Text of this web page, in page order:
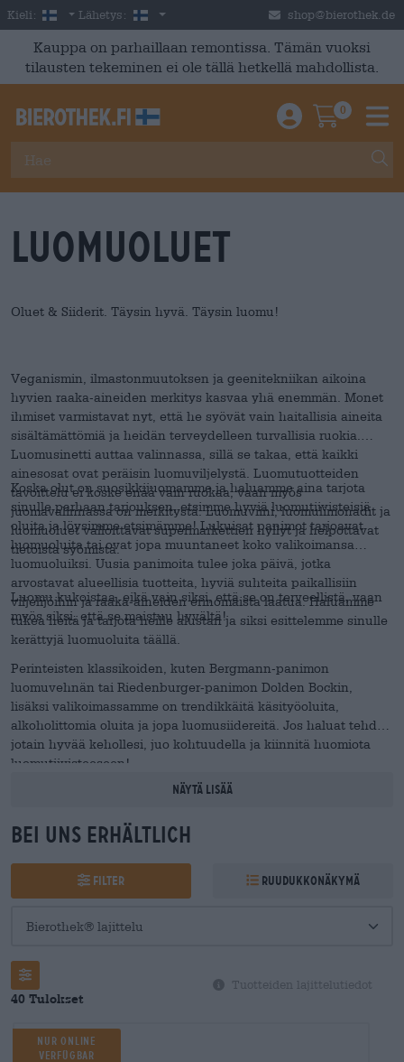
Skip to main content
Kieli: Finnish
Lähetys: Suomi shop@bierothek.de
Kauppa on parhaillaan remontissa. Tämän vuoksi
tilausten tekeminen ei ole tällä hetkellä mahdollista.
Einloggen /
0
Luomuoluet
Oluet & Siiderit. Täysin hyvä. Täysin luomu!
Veganismin, ilmastonmuutoksen ja geenitekniikan aikoina
hyvien raaka-aineiden merkitys kasvaa yhä enemmän. Monet
ihmiset varmistavat nyt, että he syövät vain haitallisia aineita
sisältämättömiä ja heidän terveydelleen turvallisia ruokia.
Luomusinetti auttaa valinnassa, sillä se takaa, että kaikki
ainesosat ovat peräisin luomuviljelystä. Luomutuotteiden
tavoittelu ei koske enää vain ruokaa, vaan myös
juomavalinnassa on merkitystä. Luomuviini, luomulimonadit ja
luomuoluet valloittavat supermarkettien hyllyt ja helpottavat
tietoista syömistä.
Koska olut on suosikkijuomamme ja haluamme aina tarjota
sinulle parhaan tarjouksen, etsimme hyviä luomutiivisteisiä
oluita ja löysimme etsimämme! Lukuisat panimot tarjoavat
luomuoluita tai ovat jopa muuntaneet koko valikoimansa
luomuoluiksi. Uusia panimoita tulee joka päivä, jotka
arvostavat alueellisia tuotteita, hyviä suhteita paikallisiin
viljelijöihin ja raaka-aineiden erinomaista laatua. Haluamme
tukea heitä ja tarjota heille alustan ja siksi esittelemme sinulle
kerättyjä luomuoluita täällä.
Luomu kukoistaa, eikä vain siksi, että se on terveellistä, vaan
myös siksi, että se maistuu hyvältä!
Perinteisten klassikoiden, kuten Bergmann-panimon
luomuvehnän tai Riedenburger-panimon Dolden Bockin,
lisäksi valikoimassamme on trendikkäitä käsityöoluita,
alkoholittomia oluita ja jopa luomusiidereitä. Jos haluat tehdä
jotain hyvää kehollesi, juo kohtuudella ja kiinnitä huomiota
luomutiivisteeseen!
Näytä lisää
Bei uns erhältlich
Filter Ruudukkonäkymä
Filter
40 Tulokset
Tuotteiden lajittelutiedot
Nur Online
verfügbar